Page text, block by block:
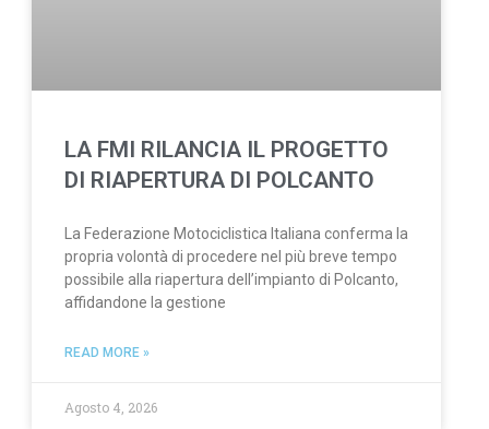
LA FMI RILANCIA IL PROGETTO
DI RIAPERTURA DI POLCANTO
La Federazione Motociclistica Italiana conferma la
propria volontà di procedere nel più breve tempo
possibile alla riapertura dell’impianto di Polcanto,
affidandone la gestione
READ MORE »
Agosto 4, 2026